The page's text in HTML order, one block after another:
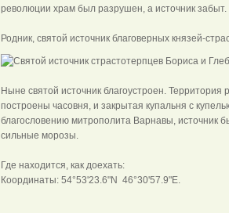
революции храм был разрушен, а источник
Родник, святой источник благоверных князей-
Ныне святой источник благоустроен.
построены часовня, и закрытая купальня с
благословению митрополита Варнавы, источник
сильные морозы.
Где находится, как доехать:
Координаты: 54°53'23.6"N 46°30'57.9"E.